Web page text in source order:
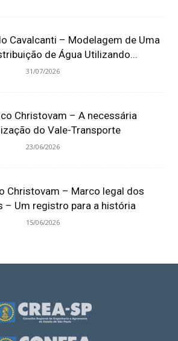
Cavalcanti – Modelagem de Uma
de Água Utilizando...
31/07/2026
Christovam – A necessária
do Vale-Transporte
23/06/2026
Christovam – Marco legal dos
– Um registro para a história
15/06/2026